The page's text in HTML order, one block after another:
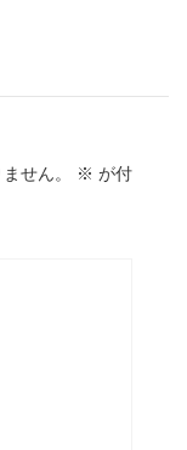
せん。 ※ が付